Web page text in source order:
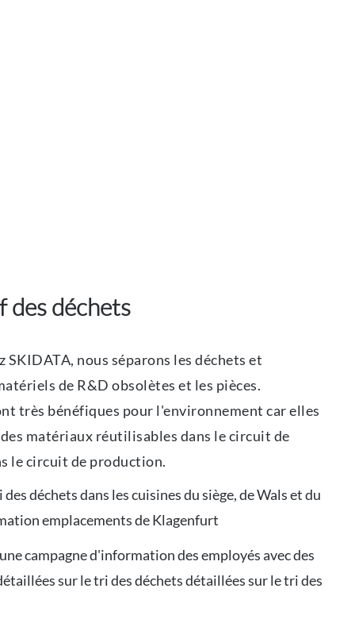
des déchets
SKIDATA, nous séparons les déchets et
de R&D obsolètes et les pièces.
très bénéfiques pour l'environnement car elles
matériaux réutilisables dans le circuit de
le circuit de production.
déchets dans les cuisines du siège, de Wals et du
emplacements de Klagenfurt
campagne d'information des employés avec des
sur le tri des déchets détaillées sur le tri des